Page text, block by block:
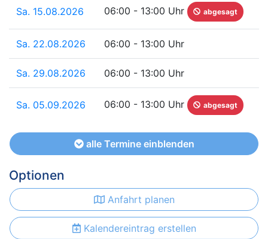
Sa. 15.08.2026 06:00 - 13:00 Uhr abgesagt
Sa. 22.08.2026 06:00 - 13:00 Uhr
Sa. 29.08.2026 06:00 - 13:00 Uhr
Sa. 05.09.2026 06:00 - 13:00 Uhr abgesagt
alle Termine einblenden
Optionen
Anfahrt planen
Kalendereintrag erstellen